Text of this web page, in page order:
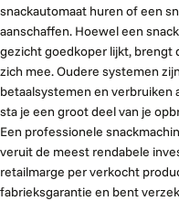
snackautomaat huren of een
aanschaffen. Hoewel een
gezicht goedkoper lijkt, brengt
zich mee. Oudere systemen
betaalsystemen en verbruiken
sta je een groot deel van je
Een professionele
veruit de meest rendabele
retailmarge per verkocht
fabrieksgarantie en bent